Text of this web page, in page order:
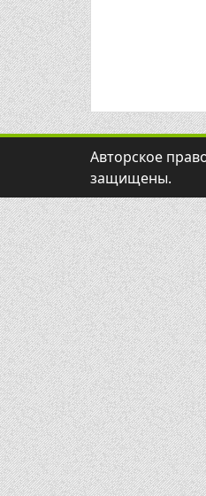
Авторское
защищены.